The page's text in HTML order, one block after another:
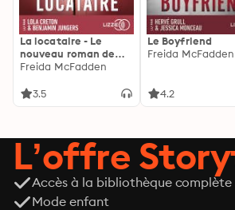
La locataire - Le
nouveau roman de
l'autrice de La femme
Freida McFadden
3.5
Le Boyfriend
Freida McFadden
4.2
L’offre
Accès à la bibliothèque complète
Mode enfant